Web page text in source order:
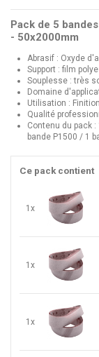
Pack de 5
- 50x2000mm
Abrasif : Oxyde
Support : film
Souplesse : très
Domaine
Utilisation :
Qualité
Contenu du pack :
bande P1500 / 1
Ce pack contient
1x
1x
1x